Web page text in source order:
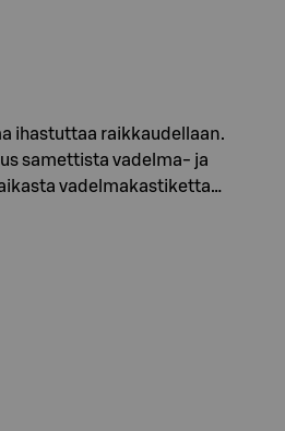
ihastuttaa raikkaudellaan.
samettista vadelma- ja
vadelmakastiketta…